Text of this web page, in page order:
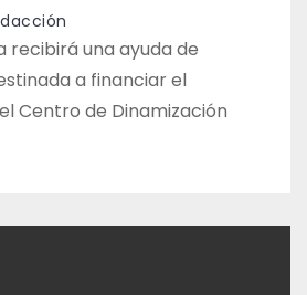
recibirá una ayuda de
a financiar el
Centro de Dinamización